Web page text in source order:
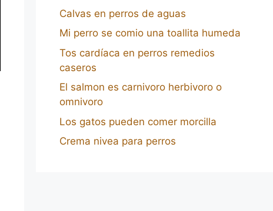
Calvas en perros de aguas
Mi perro se comio una toallita humeda
Tos cardíaca en perros remedios
caseros
El salmon es carnivoro herbivoro o
omnivoro
Los gatos pueden comer morcilla
Crema nivea para perros